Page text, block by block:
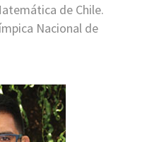
de Chile.
Nacional de